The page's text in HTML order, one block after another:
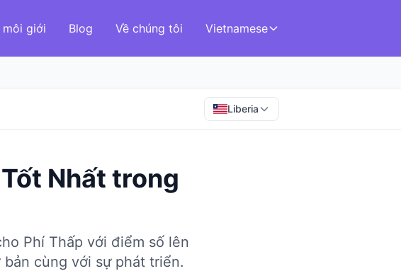
môi giới Blog Về chúng tôi Vietnamese
Liberia
Nhất trong
Phí Thấp với điểm số lên
cùng với sự phát triển.